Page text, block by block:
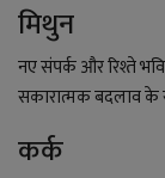
सोशल मीडिया
मिथुन
नए संपर्क और रिश्ते
सकारात्मक बदलाव
कर्क